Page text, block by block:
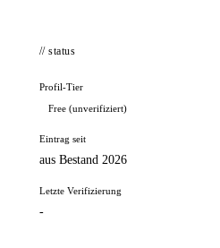
// status
Profil-Tier
Free (unverifiziert)
Eintrag seit
aus Bestand 2026
Letzte Verifizierung
-